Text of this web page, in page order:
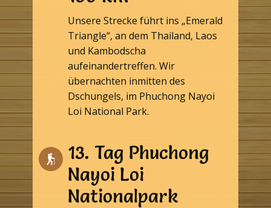
Unsere Strecke führt ins „Emerald
Triangle“, an dem Thailand, Laos
und Kambodscha
aufeinandertreffen. Wir
übernachten inmitten des
Dschungels, im Phuchong Nayoi
Loi National Park.
13. Tag Phuchong
Nayoi Loi
Nationalpark